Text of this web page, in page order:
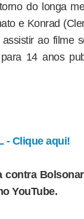
do longa
e Konrad
ao filme
14 anos
- Clique aqui!
contra
YouTube.